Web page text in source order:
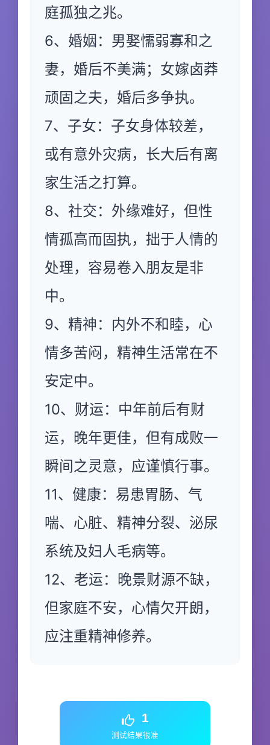
庭孤独之兆。
6、婚姻：男娶懦弱寡和之
妻，婚后不美满；女嫁卤莽
顽固之夫，婚后多争执。
7、子女：子女身体较差，
或有意外灾病，长大后有离
家生活之打算。
8、社交：外缘难好，但性
情孤高而固执，拙于人情的
处理，容易卷入朋友是非
中。
9、精神：内外不和睦，心
情多苦闷，精神生活常在不
安定中。
10、财运：中年前后有财
运，晚年更佳，但有成败一
瞬间之灵意，应谨慎行事。
11、健康：易患胃肠、气
喘、心脏、精神分裂、泌尿
系统及妇人毛病等。
12、老运：晚景财源不缺，
但家庭不安，心情欠开朗，
应注重精神修养。
1
测试结果很准